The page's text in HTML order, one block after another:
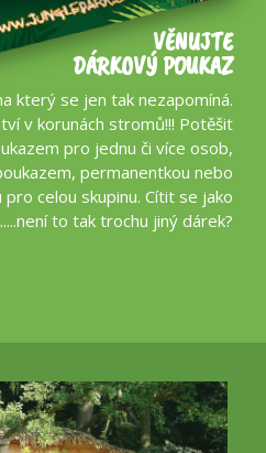
VĚNUJTE
DÁRKOVÝ POUKAZ
který se jen tak nezapomíná.
v korunách stromů!!! Potěšit
pro jednu či více osob,
permanentkou nebo
celou skupinu. Cítit se jako
to tak trochu jiný dárek?